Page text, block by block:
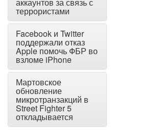
террористами
Facebook и Twitter
поддержали отказ
Apple помочь ФБР во
взломе iPhone
Мартовское
обновление
микротранзакций в
Street Fighter 5
откладывается